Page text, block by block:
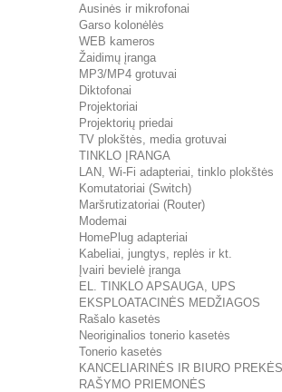
Ausinės ir mikrofonai
Garso kolonėlės
WEB kameros
Žaidimų įranga
MP3/MP4 grotuvai
Diktofonai
Projektoriai
Projektorių priedai
TV plokštės, media grotuvai
TINKLO ĮRANGA
LAN, Wi-Fi adapteriai, tinklo plokštės
Komutatoriai (Switch)
Maršrutizatoriai (Router)
Modemai
HomePlug adapteriai
Kabeliai, jungtys, replės ir kt.
Įvairi bevielė įranga
EL. TINKLO APSAUGA, UPS
EKSPLOATACINĖS MEDŽIAGOS
Rašalo kasetės
Neoriginalios tonerio kasetės
Tonerio kasetės
KANCELIARINĖS IR BIURO PREKĖS
RAŠYMO PRIEMONĖS